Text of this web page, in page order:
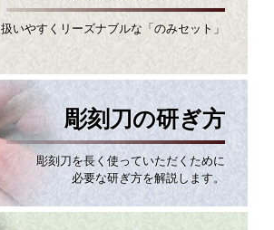
扱いやすくリーズナブルな「のみセット」
彫刻刀の研ぎ方
彫刻刀を長く使っていただくために
必要な研ぎ方を解説します。